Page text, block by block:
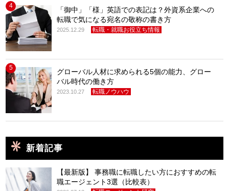
4
「御中」「様」英語での表記は？外資系企業への
転職で気になる宛名の敬称の書き方
2025.12.29 転職・就職お役立ち情報
5
グローバル人材に求められる5個の能力、グロー
バル時代の働き方
2023.10.27 転職ノウハウ
新着記事
【最新版】 事務職に転職したい方におすすめの転
職エージェント3選（比較表）